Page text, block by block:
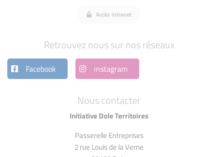
Nous contacter
Initiative Dole Territoires
Passerelle Entreprises
2 rue Louis de la Verne
Accès intranet
Retrouvez nous sur nos réseaux
Facebook instagram